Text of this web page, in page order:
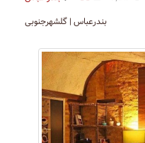
بندرعباس | گلشهرجنوبی